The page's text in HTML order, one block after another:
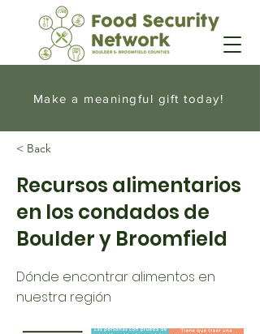
Make a meaningful gift today!
< Back
Recursos alimentarios
en los condados de
Boulder y Broomfield
Dónde encontrar alimentos en
nuestra región